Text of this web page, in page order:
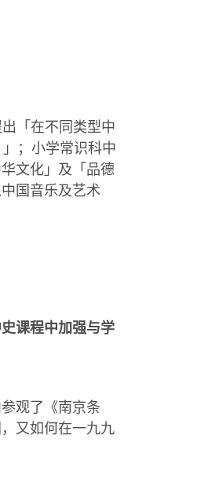
「在不同类型中
；小学常识科中
文化」及「品德
国音乐及艺术
课程中加强与学
观了《南京条
又如何在一九九